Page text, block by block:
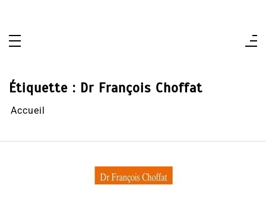
Étiquette : Dr François Choffat
Accueil